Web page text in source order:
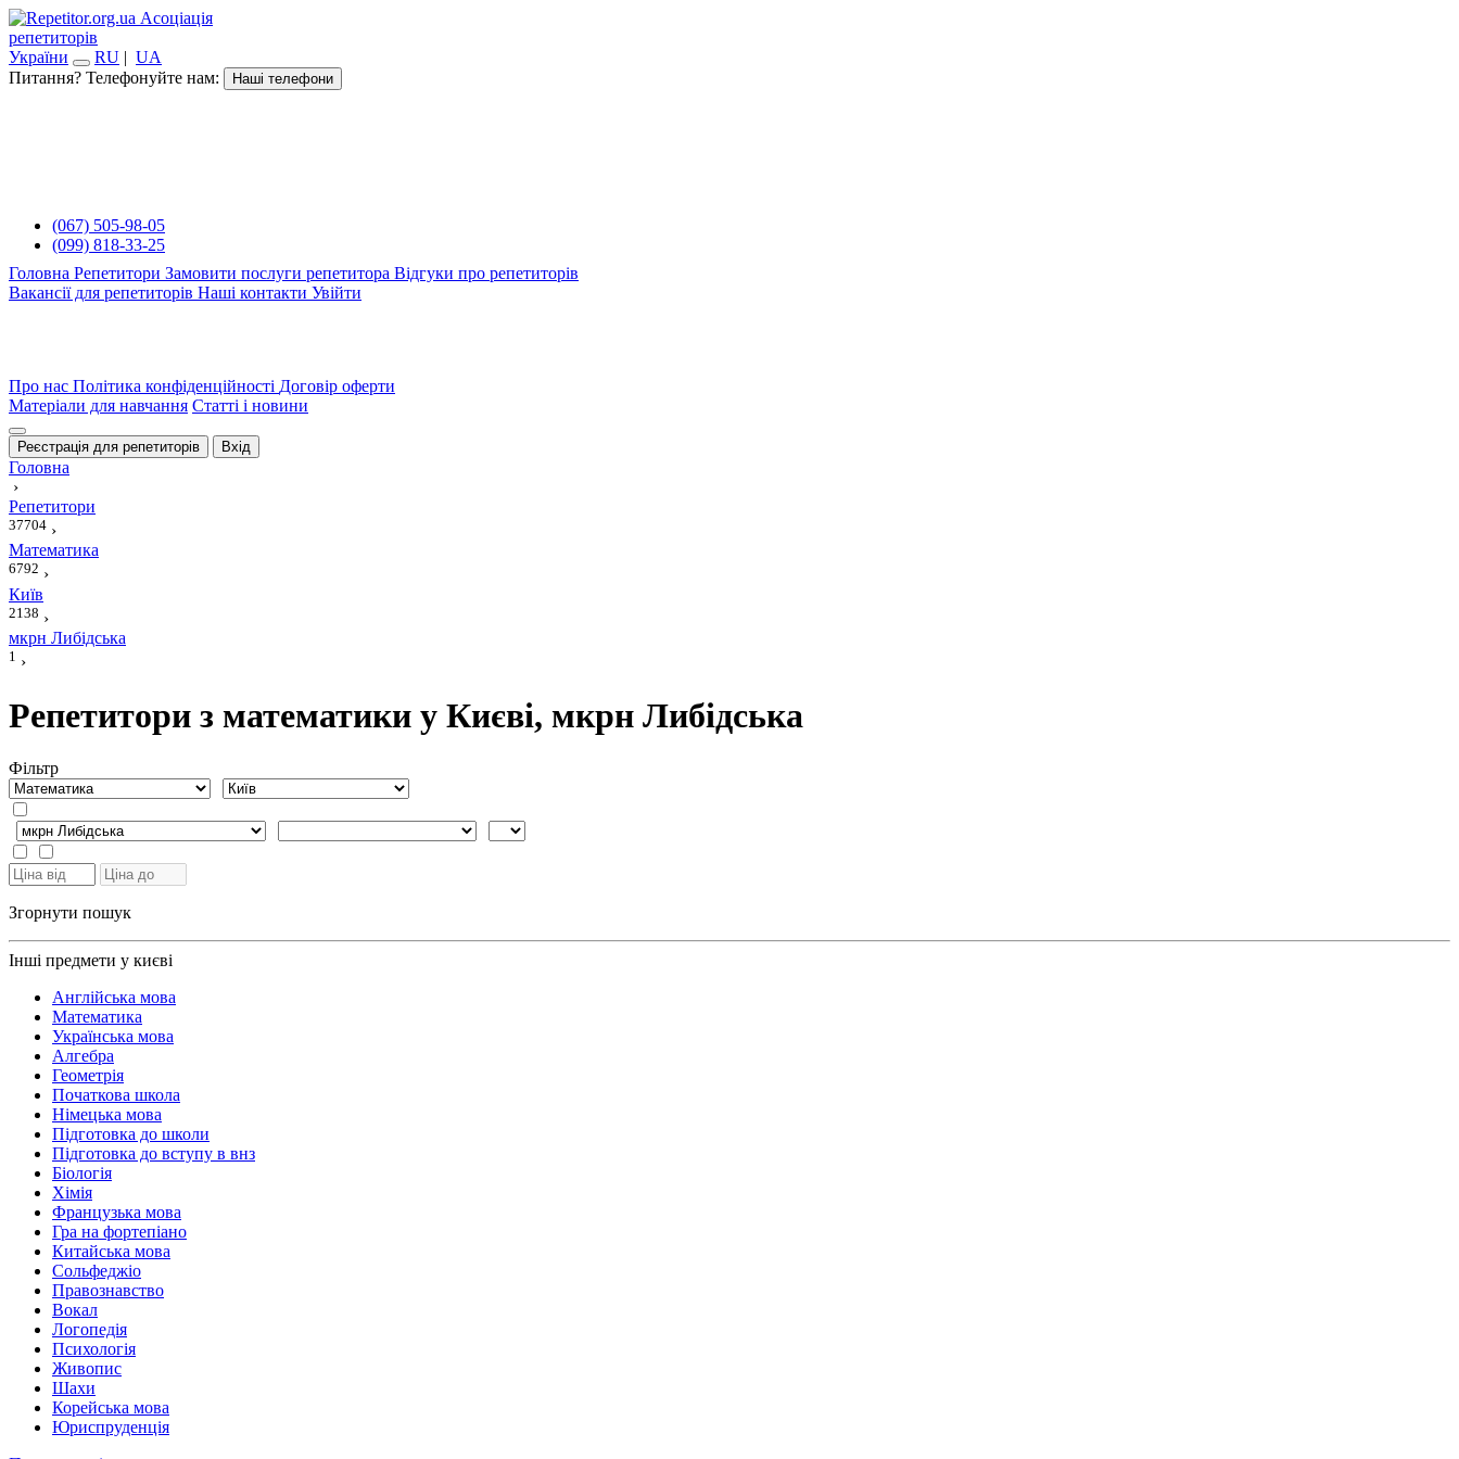
Асоціація
репетиторів
України
RU | UA
Питання? Телефонуйте нам:
Наші телефони
(067) 505-98-05
(099) 818-33-25
Головна Репетитори Замовити послуги репетитора Відгуки про репетиторів
Вакансії для репетиторів Наші контакти Увійти
Про нас Політика конфіденційності Договір оферти
Матеріали для навчання Статті і новини
Реєстрація для репетиторів Вхід
Головна
›
Репетитори
37704 ›
Математика
6792 ›
Київ
2138 ›
мкрн Либідська
1 ›
Репетитори з математики у Києві, мкрн Либідська
Фiльтр
Згорнути пошук
Інші предмети у києві
Англійська мова
Математика
Українська мова
Алгебра
Геометрія
Початкова школа
Німецька мова
Підготовка до школи
Підготовка до вступу в внз
Біологія
Хімія
Французька мова
Гра на фортепіано
Китайська мова
Сольфеджіо
Правознавство
Вокал
Логопедія
Психологія
Живопис
Шахи
Корейська мова
Юриспруденція